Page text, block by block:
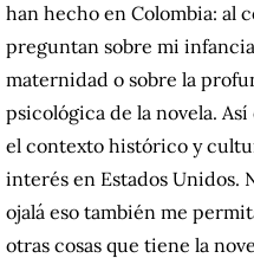
han hecho en Colombia: al
preguntan sobre mi
maternidad o sobre la
psicológica de la novela.
el contexto histórico y
interés en Estados Unidos.
ojalá eso también me
otras cosas que tiene la